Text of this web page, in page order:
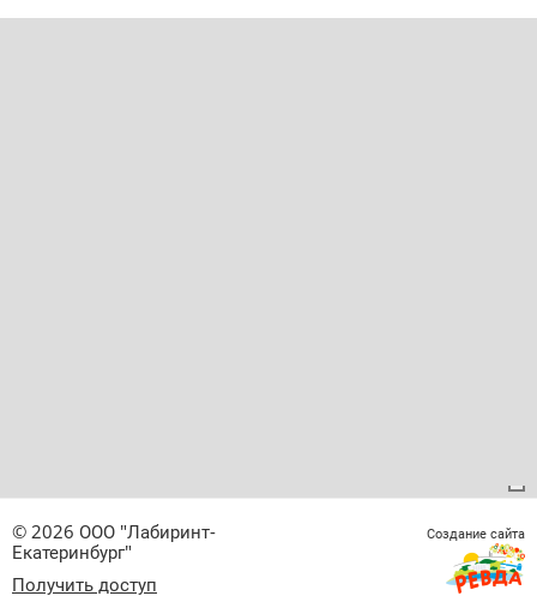
© 2026 ООО "Лабиринт-
Екатеринбург"
Получить доступ
Создание сайта